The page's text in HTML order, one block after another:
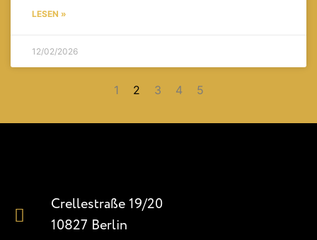
LESEN »
12/02/2026
1 2 3 4 5
Crellestraße 19/20
10827 Berlin